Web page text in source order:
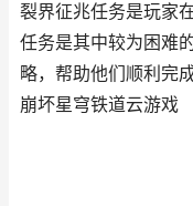
裂界征兆任务是玩家
任务是其中较为困难
略，帮助他们顺利完
崩坏星穹铁道云游戏